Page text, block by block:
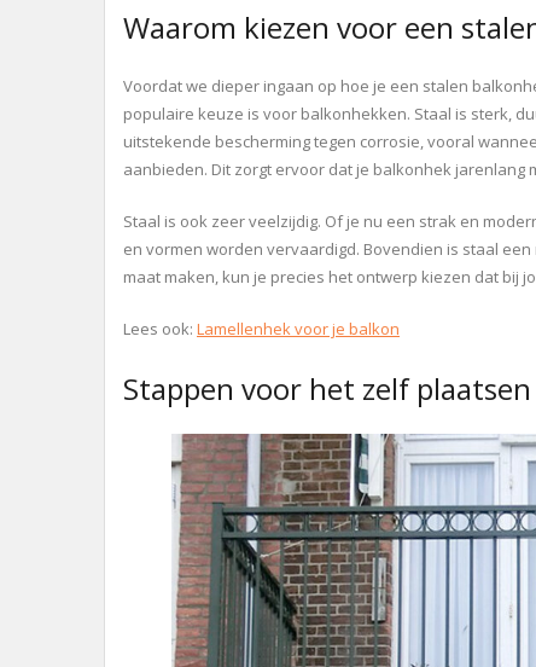
Waarom kiezen voor een
Voordat we dieper ingaan op hoe je een stalen
populaire keuze is voor balkonhekken. Staal is sterk,
uitstekende bescherming tegen corrosie, vooral
aanbieden. Dit zorgt ervoor dat je balkonhek
Staal is ook zeer veelzijdig. Of je nu een strak en
en vormen worden vervaardigd. Bovendien is staal
maat maken, kun je precies het ontwerp kiezen dat bij
Lees ook: Lamellenhek voor je balkon
Stappen voor het zelf